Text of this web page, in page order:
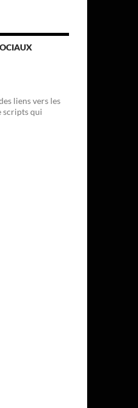
liens vers les
scripts qui